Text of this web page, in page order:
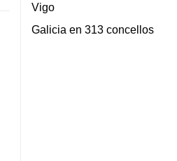
Vigo
Galicia en 313 concellos